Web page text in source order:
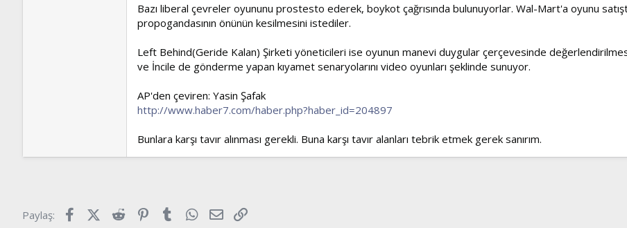
Bazı liberal çevreler oyununu prostesto ederek, boykot çağrısında bulunuyorlar. Wal-Mart'a oyunu
propogandasının önünün kesilmesini istediler.
Left Behind(Geride Kalan) Şirketi yöneticileri ise oyunun manevi duygular çerçevesinde
ve İncile de gönderme yapan kıyamet senaryolarını video oyunları şeklinde sunuyor.
AP'den çeviren: Yasin Şafak
http://www.haber7.com/haber.php?haber_id=204897
Bunlara karşı tavır alınması gerekli. Buna karşı tavır alanları tebrik etmek gerek sanırım.
Paylaş: FacebookX (Twitter)
Reddit PinterestTumblrWhatsApp
E-posta